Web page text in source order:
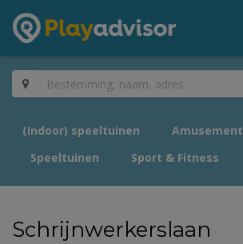
(Indoor) speeltuinen
Amusement
Speeltuinen
Sport & Fitness
Schrijnwerkerslaan